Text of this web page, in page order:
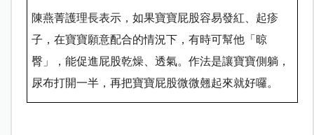
陳燕菁護理長表示，如果寶寶屁股容易發紅、起疹
子，在寶寶願意配合的情況下，有時可幫他「晾
臀」，能促進屁股乾燥、透氣。作法是讓寶寶側躺，
尿布打開一半，再把寶寶屁股微微翹起來就好囉。